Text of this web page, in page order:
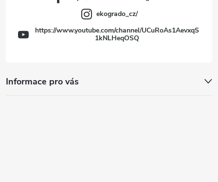
Informace pro vás
ekogrado_cz/
https://www.youtube.com/channel/UCuRoAs1AevxqS
1kNLHeqOSQ